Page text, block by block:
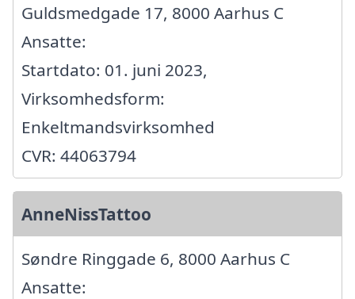
Guldsmedgade 17, 8000 Aarhus C
Ansatte:
Startdato: 01. juni 2023,
Virksomhedsform:
Enkeltmandsvirksomhed
CVR: 44063794
AnneNissTattoo
Søndre Ringgade 6, 8000 Aarhus C
Ansatte: